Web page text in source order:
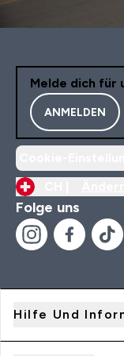
Melde dich für
ANMELDEN
Folge uns
Hilfe Und